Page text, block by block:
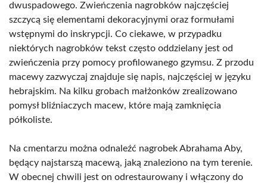
dwuspadowego. Zwieńczenia nagrobków najczęściej
szczycą się elementami dekoracyjnymi oraz formułami
wstępnymi do inskrypcji. Co ciekawe, w przypadku
niektórych nagrobków tekst często oddzielany jest od
zwieńczenia przy pomocy profilowanego gzymsu. Z przodu
macewy zazwyczaj znajduje się napis, najczęściej w języku
hebrajskim. Na kilku grobach małżonków zrealizowano
pomysł bliźniaczych macew, które mają zamknięcia
półkoliste.
Na cmentarzu można odnaleźć nagrobek Abrahama Aby,
będący najstarszą macewą, jaką znaleziono na tym terenie.
W obecnej chwili jest on odrestaurowany i włączony do